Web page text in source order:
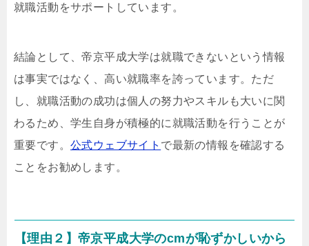
就職活動をサポートしています。
結論として、帝京平成大学は就職できないという情報
は事実ではなく、高い就職率を誇っています。ただ
し、就職活動の成功は個人の努力やスキルも大いに関
わるため、学生自身が積極的に就職活動を行うことが
重要です。 公式ウェブサイト で最新の情報を確認する
ことをお勧めします。
【理由２】帝京平成大学のcmが恥ずかしいから